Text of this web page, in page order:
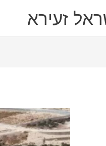
זעירא